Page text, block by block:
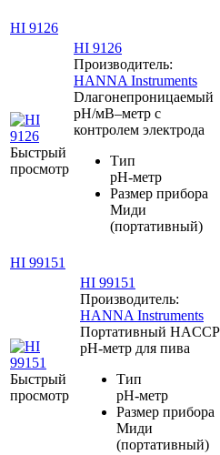
HI 9126
Быстрый
просмотр
HI 9126
Производитель:
HANNA Instruments
Dлагонепроницаемый
pH/мВ–метр с
контролем электрода
Тип
pH-метр
Размер прибора
Миди
(портативный)
HI 99151
Быстрый
просмотр
HI 99151
Производитель:
HANNA Instruments
Портативный HACCP
pH-метр для пива
Тип
pH-метр
Размер прибора
Миди
(портативный)